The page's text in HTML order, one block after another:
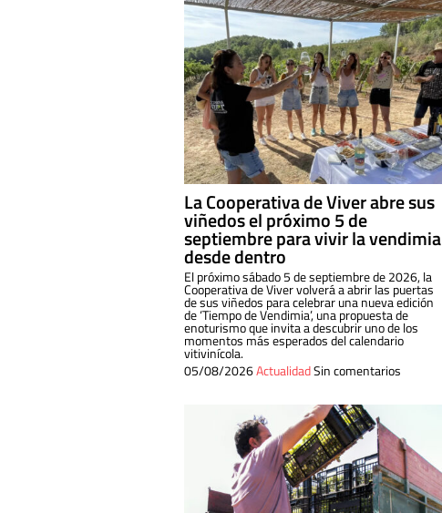
La Cooperativa de Viver abre sus
viñedos el próximo 5 de
septiembre para vivir la vendimia
desde dentro
El próximo sábado 5 de septiembre de 2026, la
Cooperativa de Viver volverá a abrir las puertas
de sus viñedos para celebrar una nueva edición
de ‘Tiempo de Vendimia’, una propuesta de
enoturismo que invita a descubrir uno de los
momentos más esperados del calendario
vitivinícola.
05/08/2026ActualidadSin comentarios